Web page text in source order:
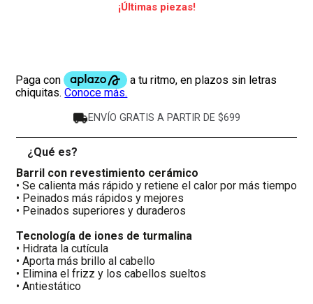
¡Últimas piezas!
ENVÍO GRATIS A PARTIR DE $699
¿Qué es?
Barril con revestimiento cerámico
• Se calienta más rápido y retiene el calor por más tiempo
• Peinados más rápidos y mejores
• Peinados superiores y duraderos
Tecnología de iones de turmalina
• Hidrata la cutícula
• Aporta más brillo al cabello
• Elimina el frizz y los cabellos sueltos
• Antiestático